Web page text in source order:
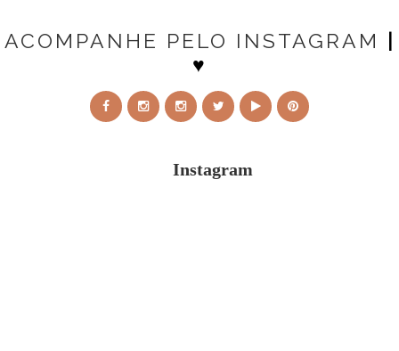
ACOMPANHE PELO INSTAGRAM |
♥
Instagram